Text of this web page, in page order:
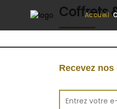
Accueil
Coffrets
Recevez